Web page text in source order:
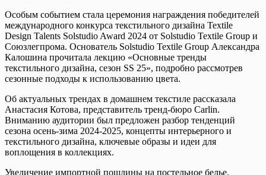
Особым событием стала церемония награждения победителей
международного конкурса текстильного дизайна Textile
Design Talents Solstudio Award 2024 от Solstudio Textile Group и
Союзлегпрома. Основатель Solstudio Textile Group Александра
Калошина прочитала лекцию «Основные тренды
текстильного дизайна, сезон SS 25», подробно рассмотрев
сезонные подходы к использованию цвета.
Об актуальных трендах в домашнем текстиле рассказала
Анастасия Котова, представитель тренд-бюро Carlin.
Вниманию аудитории был предложен разбор тенденций
сезона осень-зима 2024-2025, концепты интерьерного и
текстильного дизайна, ключевые образы и идеи для
воплощения в коллекциях.
Увеличение импортной пошлины на постельное белье,